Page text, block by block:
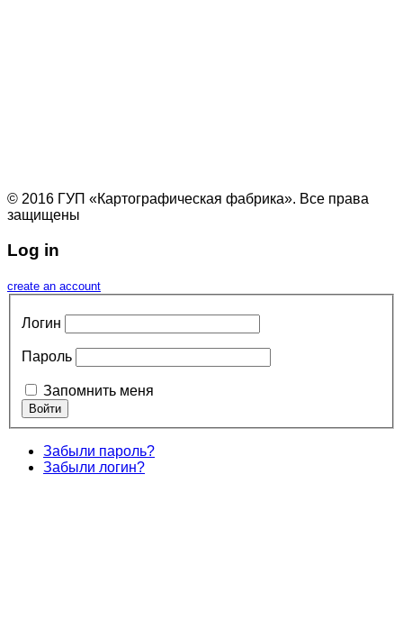
© 2016 ГУП «Картографическая фабрика». Все права
защищены
Log in
create an account
Логин
Пароль
Запомнить меня
Забыли пароль?
Забыли логин?